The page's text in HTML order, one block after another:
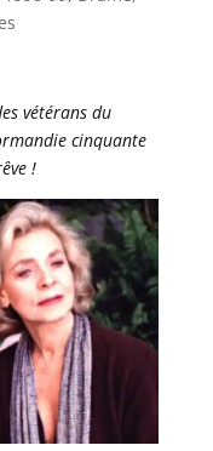
vétérans du
cinquante
!